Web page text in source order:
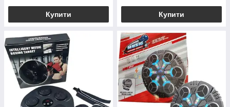
Купити Купити